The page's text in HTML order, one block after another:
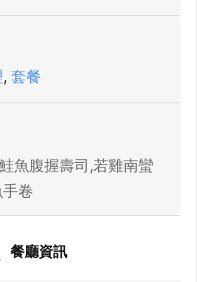
, 套餐
魚腹握壽司,若雞南蠻
卷
餐廳資訊